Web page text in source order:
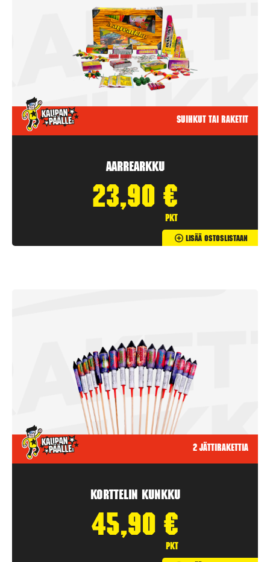
Suihkut tai raketit
Aarrearkku
23,90 €
pkt
Lisää Ostoslistaan
2 jättirakettia
Korttelin kunkku
45,90 €
pkt